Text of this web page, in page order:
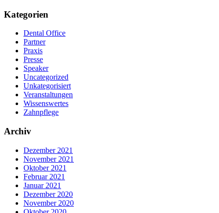
Kategorien
Dental Office
Partner
Praxis
Presse
Speaker
Uncategorized
Unkategorisiert
Veranstaltungen
Wissenswertes
Zahnpflege
Archiv
Dezember 2021
November 2021
Oktober 2021
Februar 2021
Januar 2021
Dezember 2020
November 2020